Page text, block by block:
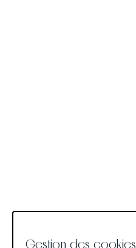
Gestion des cookies